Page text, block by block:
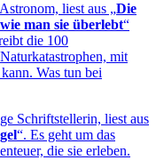
liest aus „Die
man sie überlebt“
die 100
mit
Was tun bei
Schriftstellerin, liest aus
“. Es geht um das
die sie erleben.